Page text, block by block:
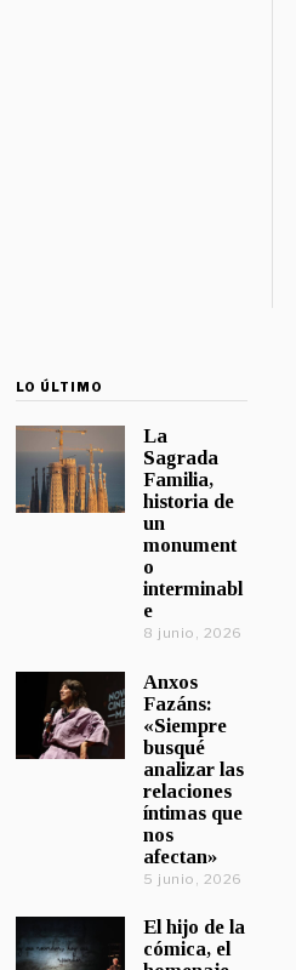
LO ÚLTIMO
La
Sagrada
Familia,
historia de
un
monument
o
interminabl
e
8 junio, 2026
Anxos
Fazáns:
«Siempre
busqué
analizar las
relaciones
íntimas que
nos
afectan»
5 junio, 2026
El hijo de la
cómica, el